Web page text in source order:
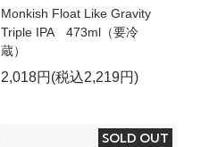
Monkish Float Like Gravity
Triple IPA 473ml（要冷
蔵）
2,018円(税込2,219円)
SOLD OUT